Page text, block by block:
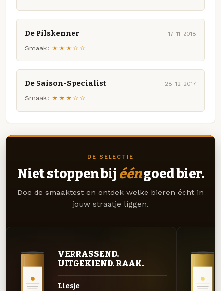
De Pilskenner 17-11-2018
Smaak: ★★★☆☆
De Saison-Specialist 28-12-2017
Smaak: ★★★☆☆
DE SELECTIE
Niet stoppen bij ééngoed bier.
Doe de smaaktest en ontdek welke bieren écht in
jouw straatje liggen.
VERRASSEND.
UITGEKIEND. RAAK.
Liesje